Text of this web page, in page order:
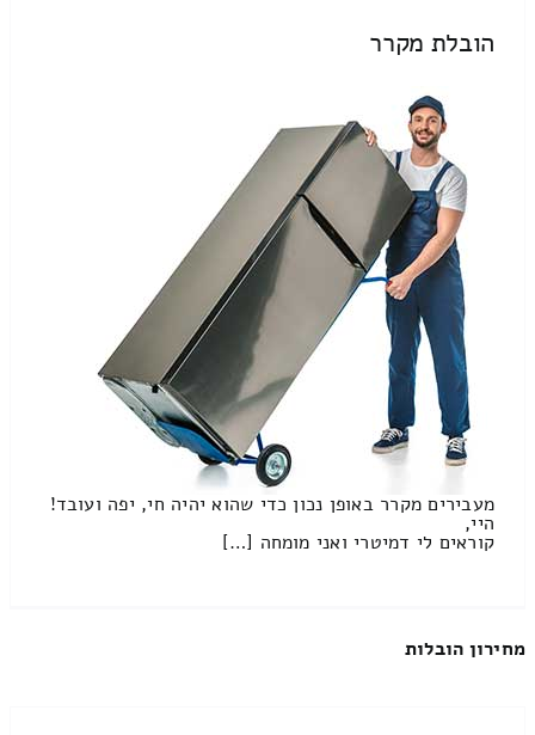
הובלת מקרר
מעבירים מקרר באופן נכון כדי שהוא יהיה חי, יפה ועובד!
היי,
קוראים לי דמיטרי ואני מומחה […]
מחירון הובלות